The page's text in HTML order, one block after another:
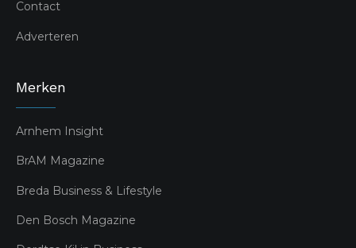
Contact
Adverteren
Merken
Arnhem Insight
BrAM Magazine
Breda Business & Lifestyle
Den Bosch Magazine